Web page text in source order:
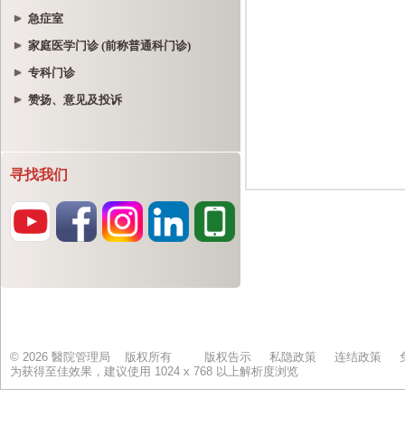
急症室
家庭医学门诊 (前称普通科门诊)
专科门诊
赞扬、意见及投诉
寻找我们
© 2026 醫院管理局 版权所有 版权告示 私隐政策 连结政策
为获得至佳效果，建议使用 1024 x 768 以上解析度浏览